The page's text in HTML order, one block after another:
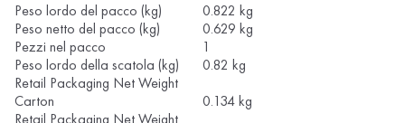
Peso lordo del pacco (kg)
0.822 kg
Peso netto del pacco (kg)
0.629 kg
Pezzi nel pacco
1
Peso lordo della scatola (kg)
0.82 kg
Retail Packaging Net Weight
Carton
0.134 kg